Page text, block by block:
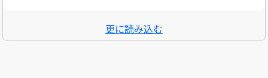
更に読み込む